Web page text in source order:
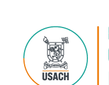
Pasar al contenido